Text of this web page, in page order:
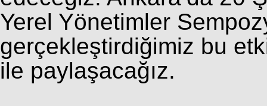
Yerel Yönetimler
gerçekleştirdiğimiz bu
ile paylaşacağız.